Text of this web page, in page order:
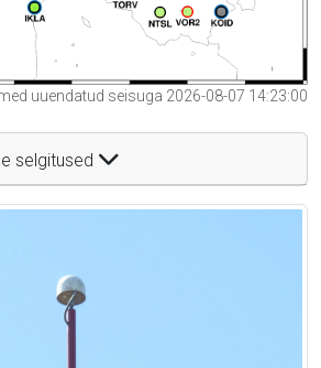
uuendatud seisuga 2026-08-07 14:23:00
selgitused